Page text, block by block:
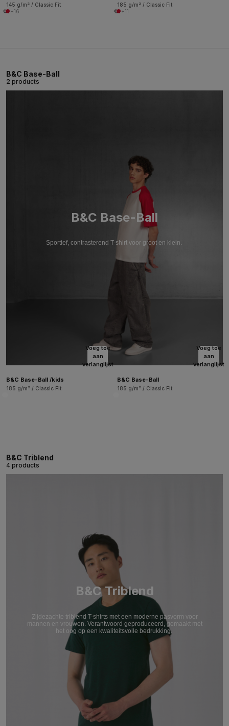
145 g/m² / Classic Fit
+16
185 g/m² / Classic Fit
+11
B&C Base-Ball
2 products
B&C Base-Ball
Sportief, contrasterend T-shirt voor groot en klein.
Voeg toe
aan
verlanglijst
B&C Base-Ball /kids
185 g/m² / Classic Fit
Voeg toe
aan
verlanglijst
B&C Base-Ball
185 g/m² / Classic Fit
B&C Triblend
4 products
B&C Triblend
Zijdezachte triblend T-shirts met een moderne pasvorm voor
mannen en vrouwen. Verantwoord geproduceerd, gemaakt met
het oog op een kwaliteitsvolle bedrukking.